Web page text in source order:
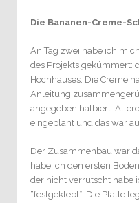
Die Bananen-Creme-
An Tag zwei habe ich
des Projekts gekümmert:
Hochhauses. Die Creme
Anleitung
angegeben halbiert.
eingeplant und das war
Der Zusammenbau war
habe ich den ersten
der nicht verrutscht habe
“festgeklebt”. Die Platte